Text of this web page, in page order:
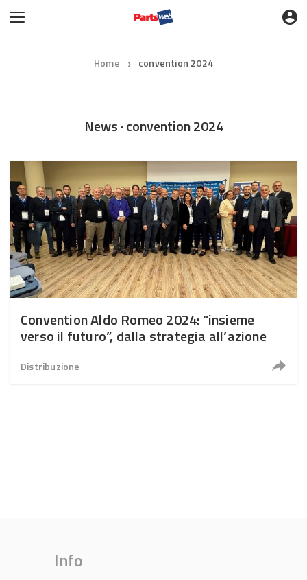
Home ❯ convention 2024
News · convention 2024
Convention Aldo Romeo 2024: “insieme
verso il futuro”, dalla strategia all’azione
Distribuzione
Info